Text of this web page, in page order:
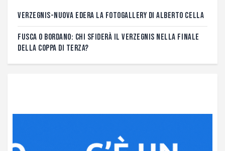
VERZEGNIS-NUOVA EDERA LA FOTOGALLERY DI ALBERTO CELLA
FUSCA O BORDANO: CHI SFIDERÀ IL VERZEGNIS NELLA FINALE
DELLA COPPA DI TERZA?